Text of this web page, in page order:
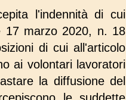
l'indennità di cui
17 marzo 2020, n. 18
di cui all'articolo
ai volontari lavoratori
la diffusione del